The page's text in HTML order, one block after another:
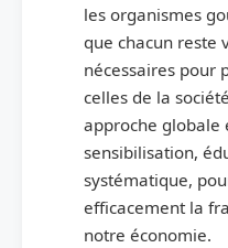
les organismes
que chacun reste
nécessaires pour
celles de la
approche globale
sensibilisation,
systématique,
efficacement la
notre économie.